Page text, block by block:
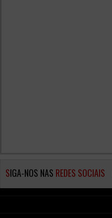
SIGA-NOS NAS REDES SOCIAIS